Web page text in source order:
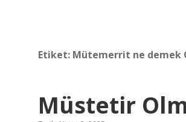
Etiket: Mütemerrit ne demek
Müstetir